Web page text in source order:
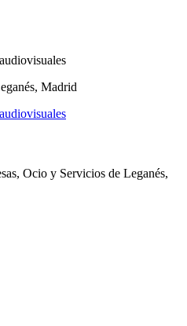
Madrid
Ocio y Servicios de Leganés,